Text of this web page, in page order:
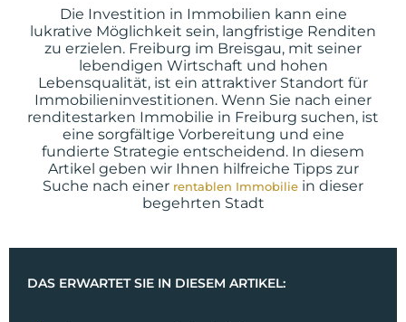
Die Investition in Immobilien kann eine
lukrative Möglichkeit sein, langfristige Renditen
zu erzielen. Freiburg im Breisgau, mit seiner
lebendigen Wirtschaft und hohen
Lebensqualität, ist ein attraktiver Standort für
Immobilieninvestitionen. Wenn Sie nach einer
renditestarken Immobilie in Freiburg suchen, ist
eine sorgfältige Vorbereitung und eine
fundierte Strategie entscheidend. In diesem
Artikel geben wir Ihnen hilfreiche Tipps zur
Suche nach einer rentablen Immobilie in dieser
begehrten Stadt
DAS ERWARTET SIE IN DIESEM ARTIKEL: